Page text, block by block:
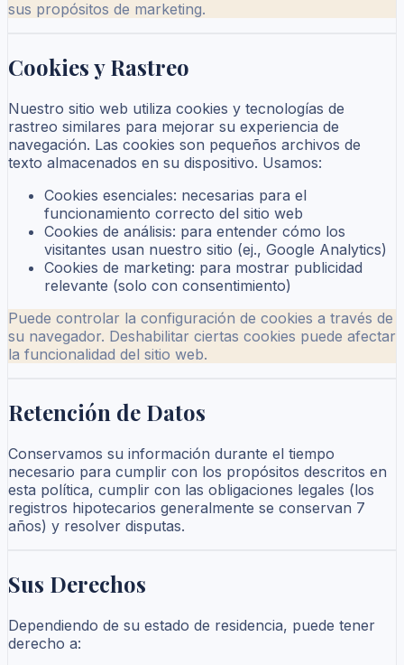
sus propósitos de marketing.
Cookies y Rastreo
Nuestro sitio web utiliza cookies y tecnologías de
rastreo similares para mejorar su experiencia de
navegación. Las cookies son pequeños archivos de
texto almacenados en su dispositivo. Usamos:
Cookies esenciales: necesarias para el
funcionamiento correcto del sitio web
Cookies de análisis: para entender cómo los
visitantes usan nuestro sitio (ej., Google Analytics)
Cookies de marketing: para mostrar publicidad
relevante (solo con consentimiento)
Puede controlar la configuración de cookies a través de
su navegador. Deshabilitar ciertas cookies puede afectar
la funcionalidad del sitio web.
Retención de Datos
Conservamos su información durante el tiempo
necesario para cumplir con los propósitos descritos en
esta política, cumplir con las obligaciones legales (los
registros hipotecarios generalmente se conservan 7
años) y resolver disputas.
Sus Derechos
Dependiendo de su estado de residencia, puede tener
derecho a: